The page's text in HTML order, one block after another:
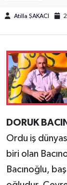
Atilla ŞAKACI
DORUK
Ordu iş
biri olan
Bacınoğlu,
Teknoloji
Yaşam